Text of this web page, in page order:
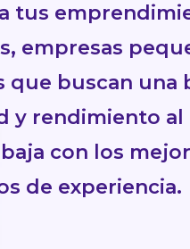
tus
empresas
que buscan una
y rendimiento al
con los
de experiencia.